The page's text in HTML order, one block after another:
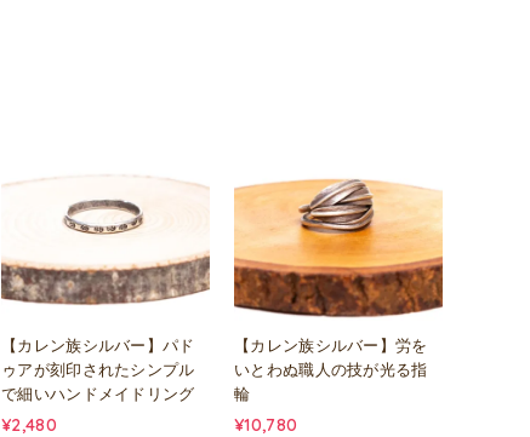
【カレン族シルバー】パド
ゥアが刻印されたシンプル
で細いハンドメイドリング
¥2,480
【カレン族シルバー】労を
いとわぬ職人の技が光る指
輪
¥10,780